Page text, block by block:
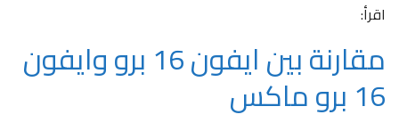
اقرأ:
مقارنة بين ايفون 16 برو وايفون
16 برو ماكس